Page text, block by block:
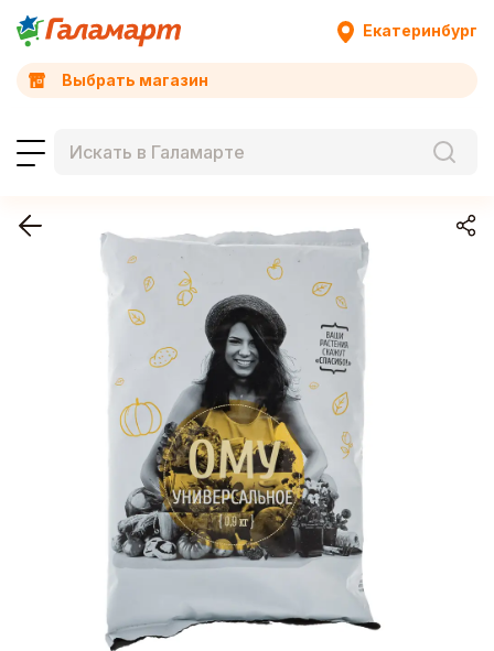
Екатеринбург
Выбрать магазин